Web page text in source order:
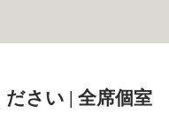
さい | 全席個室